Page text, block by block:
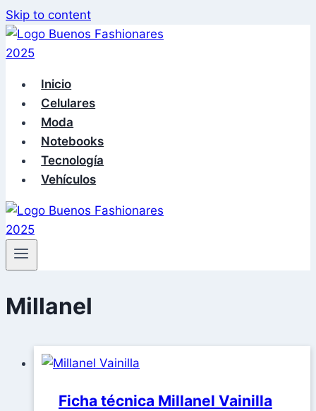
Skip to content
Inicio
Celulares
Moda
Notebooks
Tecnología
Vehículos
Millanel
Ficha técnica Millanel Vainilla